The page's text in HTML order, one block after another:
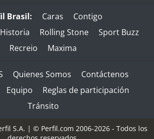
Brasil: Caras
Contigo
Rolling Stone
Sport Buzz
Recreio
Maxima
Quienes Somos
Contáctenos
Equipo
Reglas de participación
Tránsito
S.A. | © Perfil.com 2006-2026 - Todos los